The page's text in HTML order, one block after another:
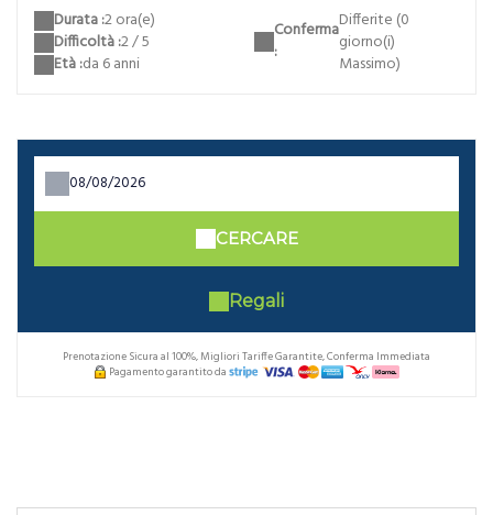
Durata :2 ora(e)
Difficoltà :2 / 5
Età :da 6 anni
Conferma
:
Differite (0
giorno(i)
Massimo)
CERCARE
Regali
Prenotazione Sicura al 100%, Migliori Tariffe Garantite, Conferma Immediata
Pagamento garantito da